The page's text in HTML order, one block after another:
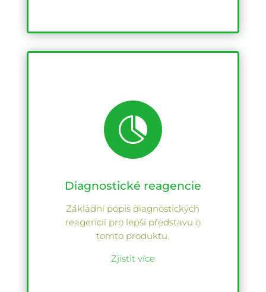

Diagnostické reagencie
Základní popis diagnostických
reagencií pro lepší představu o
tomto produktu.
Zjistit více